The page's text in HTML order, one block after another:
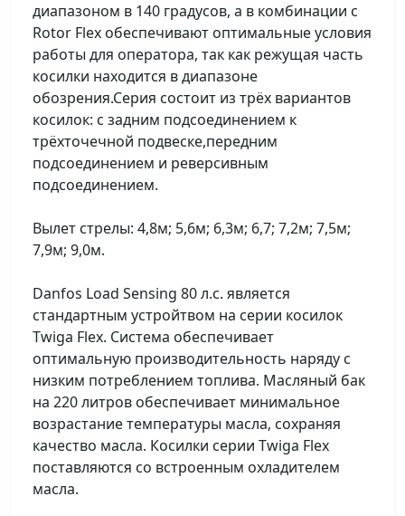
диапазоном в 140 градусов, а в комбинации с
Rotor Flex обеспечивают оптимальные условия
работы для оператора, так как режущая часть
косилки находится в диапазоне
обозрения.Серия состоит из трёх вариантов
косилок: с задним подсоединением к
трёхточечной подвеске,передним
подсоединением и реверсивным
подсоединением.
Вылет стрелы: 4,8м; 5,6м; 6,3м; 6,7; 7,2м; 7,5м;
7,9м; 9,0м.
Danfos Load Sensing 80 л.с. является
стандартным устройтвом на серии косилок
Twiga Flex. Система обеспечивает
оптимальную производительность наряду с
низким потреблением топлива. Масляный бак
на 220 литров обеспечивает минимальное
возрастание температуры масла, сохраняя
качество масла. Косилки серии Twiga Flex
поставляются со встроенным охладителем
масла.